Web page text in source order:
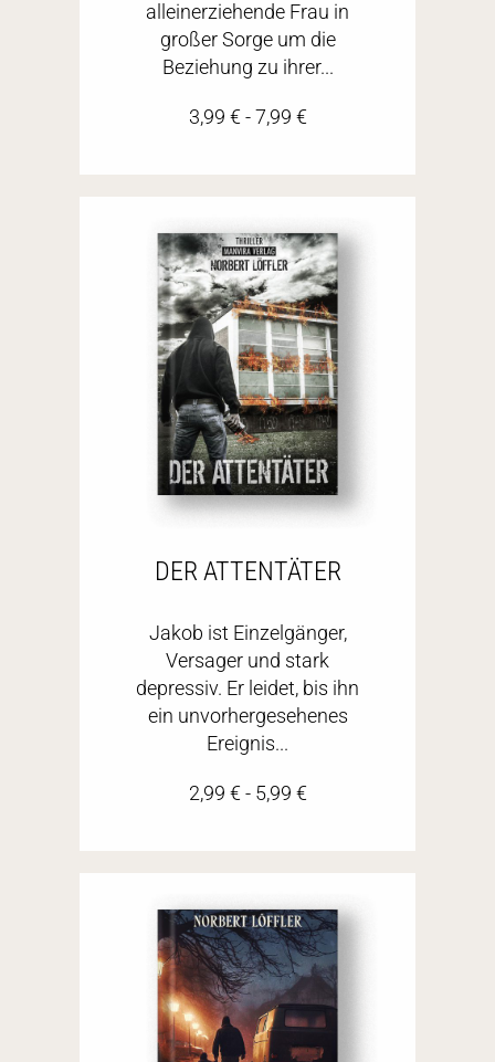
alleinerziehende Frau in
großer Sorge um die
Beziehung zu ihrer...
3,99 € -7,99 €
DER ATTENTÄTER
Jakob ist Einzelgänger,
Versager und stark
depressiv. Er leidet, bis ihn
ein unvorhergesehenes
Ereignis...
2,99 € - 5,99 €